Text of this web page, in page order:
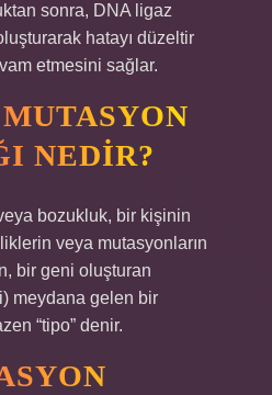
sonra, DNA ligaz
hatayı düzeltir
etmesini sağlar.
NEDIR?
bozukluk, bir kişinin
veya mutasyonların
bir geni oluşturan
meydana gelen bir
“tipo” denir.